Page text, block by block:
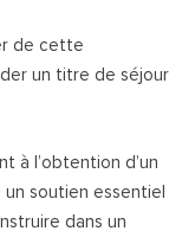
de cette
un titre de séjour
à l’obtention d’un
soutien essentiel
dans un